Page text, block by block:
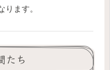
ります。
たち